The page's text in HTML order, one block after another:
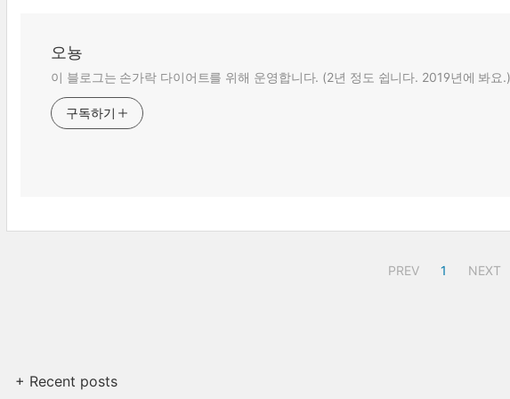
오뇽
이 블로그는 손가락 다이어트를 위해 운영합니다. (2년 정도 쉽니다. 2019년에 봐요.)
구독하기
PREV 1 NEXT
+ Recent posts